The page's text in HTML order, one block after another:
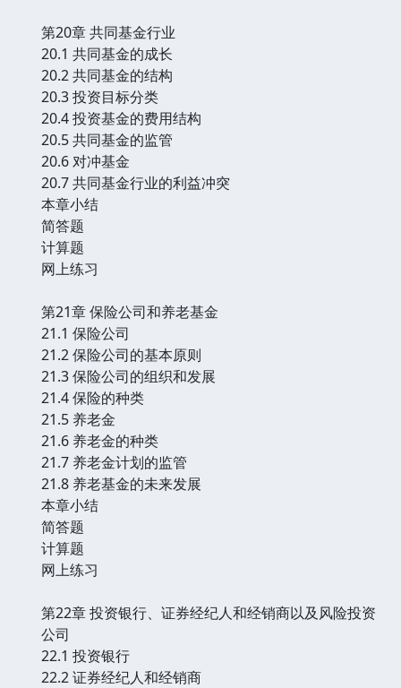
第20章 共同基金行业
20.1 共同基金的成长
20.2 共同基金的结构
20.3 投资目标分类
20.4 投资基金的费用结构
20.5 共同基金的监管
20.6 对冲基金
20.7 共同基金行业的利益冲突
本章小结
简答题
计算题
网上练习
第21章 保险公司和养老基金
21.1 保险公司
21.2 保险公司的基本原则
21.3 保险公司的组织和发展
21.4 保险的种类
21.5 养老金
21.6 养老金的种类
21.7 养老金计划的监管
21.8 养老基金的未来发展
本章小结
简答题
计算题
网上练习
第22章 投资银行、证券经纪人和经销商以及风险投资
公司
22.1 投资银行
22.2 证券经纪人和经销商